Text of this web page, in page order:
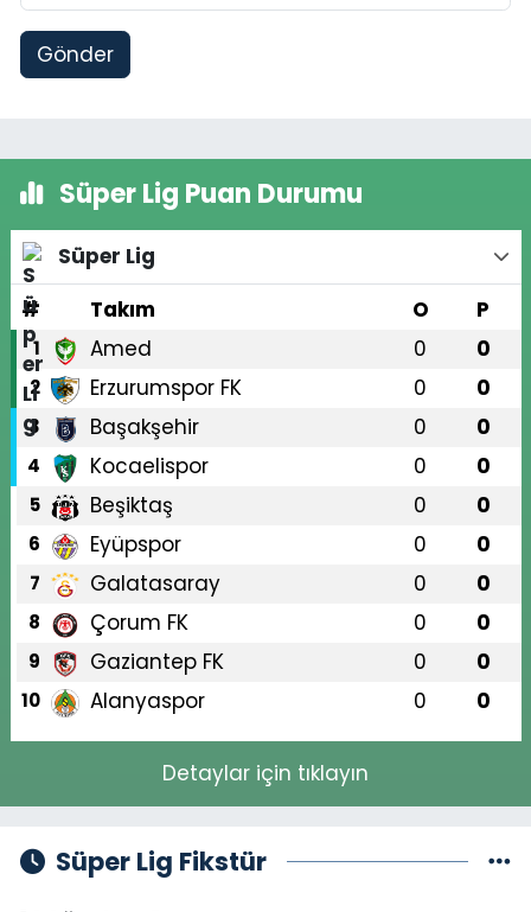
Gönder
Süper Lig Puan Durumu
Süper Lig
#
Takım O P
1 Amed 0 0
2 Erzurumspor FK 0 0
3 Başakşehir 0 0
4 Kocaelispor 0 0
5 Beşiktaş 0 0
6 Eyüpspor 0 0
7 Galatasaray 0 0
8 Çorum FK 0 0
9 Gaziantep FK 0 0
10 Alanyaspor 0 0
Detaylar için tıklayın
Süper Lig Fikstür